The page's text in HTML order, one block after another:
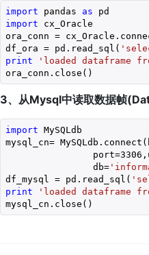
import pandas as
import cx_Oracle
ora_conn =
df_ora = pd.read_sql(
print
'loaded dataframe
ora_conn.close()
3、从Mysql中读取数据帧
import MySQLdb
mysql_cn=
                port=
3306
                db=
df_mysql = pd.read_sql(
print
'loaded dataframe
mysql_cn.close()